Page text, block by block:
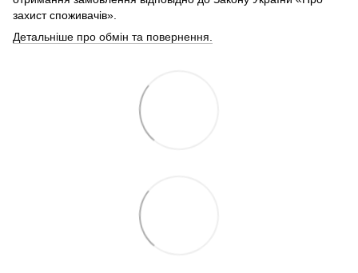
захист споживачів».
Детальніше про обмін та повернення.